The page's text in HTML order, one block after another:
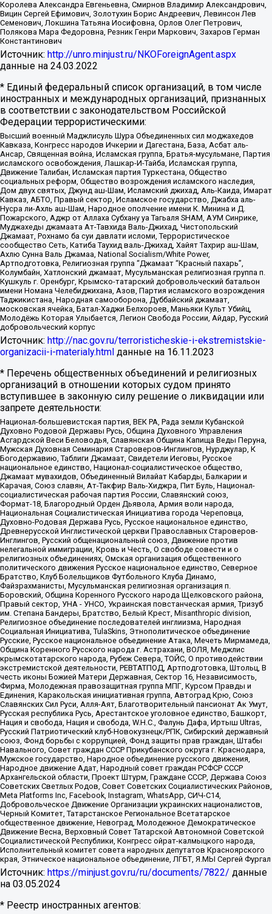
Королева Александра Евгеньевна, Смирнов Владимир Александрович,
Вицин Сергей Ефимович, Золотухин Борис Андреевич, Левинсон Лев
Семенович, Локшина Татьяна Иосифовна, Орлов Олег Петрович,
Полякова Мара Федоровна, Резник Генри Маркович, Захаров Герман
Константинович
Источник: http://unro.minjust.ru/NKOForeignAgent.aspx
данные на 24.03.2022
* Единый федеральный список организаций, в том числе
иностранных и международных организаций, признанных
в соответствии с законодательством Российской
Федерации террористическими:
Высший военный Маджлисуль Шура Объединенных сил моджахедов
Кавказа, Конгресс народов Ичкерии и Дагестана, База, Асбат аль-
Ансар, Священная война, Исламская группа, Братья-мусульмане, Партия
исламского освобождения, Лашкар-И-Тайба, Исламская группа,
Движение Талибан, Исламская партия Туркестана, Общество
социальных реформ, Общество возрождения исламского наследия,
Дом двух святых, Джунд аш-Шам, Исламский джихад, Аль-Каида, Имарат
Кавказ, АБТО, Правый сектор, Исламское государство, Джабха аль-
Нусра ли-Ахль аш-Шам, Народное ополчение имени К. Минина и Д.
Пожарского, Аджр от Аллаха Субхану уа Тагьаля SHAM, АУМ Синрике,
Муджахеды джамаата Ат-Тавхида Валь-Джихад, Чистопольский
Джамаат, Рохнамо ба суи давлати исломи, Террористическое
сообщество Сеть, Катиба Таухид валь-Джихад, Хайят Тахрир аш-Шам,
Ахлю Сунна Валь Джамаа, National Socialism/White Power,
Артподготовка, Религиозная группа “Джамаат “Красный пахарь”,
Колумбайн, Хатлонский джамаат, Мусульманская религиозная группа п.
Кушкуль г. Оренбург, Крымско-татарский добровольческий батальон
имени Номана Челебиджихана, Азов, Партия исламского возрождения
Таджикистана, Народная самооборона, Дуббайский джамаат,
московская ячейка, Батал-Хаджи Белхороев, Маньяки Культ Убийц,
Молодёжь Которая Улыбается, Легион Свобода России, Айдар, Русский
добровольческий корпус
Источник: http://nac.gov.ru/terroristicheskie-i-ekstremistskie-
organizacii-i-materialy.html данные на 16.11.2023
* Перечень общественных объединений и религиозных
организаций в отношении которых судом принято
вступившее в законную силу решение о ликвидации или
запрете деятельности:
Национал-большевистская партия, ВЕК РА, Рада земли Кубанской
Духовно Родовой Державы Русь, Община Духовного Управления
Асгардской Веси Беловодья, Славянская Община Капища Веды Перуна,
Мужская Духовная Семинария Староверов-Инглингов, Нурджулар, К
Богодержавию, Таблиги Джамаат, Свидетели Иеговы, Русское
национальное единство, Национал-социалистическое общество,
Джамаат мувахидов, Объединенный Вилайат Кабарды, Балкарии и
Карачая, Союз славян, Ат-Такфир Валь-Хиджра, Пит Буль, Национал-
социалистическая рабочая партия России, Славянский союз,
Формат-18, Благородный Орден Дьявола, Армия воли народа,
Национальная Социалистическая Инициатива города Череповца,
Духовно-Родовая Держава Русь, Русское национальное единство,
Древнерусской Инглистической церкви Православных Староверов-
Инглингов, Русский общенациональный союз, Движение против
нелегальной иммиграции, Кровь и Честь, О свободе совести и о
религиозных объединениях, Омская организация общественного
политического движения Русское национальное единство, Северное
Братство, Клуб Болельщиков Футбольного Клуба Динамо,
Файзрахманисты, Мусульманская религиозная организация п.
Боровский, Община Коренного Русского народа Щелковского района,
Правый сектор, УНА - УНСО, Украинская повстанческая армия, Тризуб
им. Степана Бандеры, Братство, Белый Крест, Misanthropic division,
Религиозное объединение последователей инглиизма, Народная
Социальная Инициатива, TulaSkins, Этнополитическое объединение
Русские, Русское национальное объединение Атака, Мечеть Мирмамеда,
Община Коренного Русского народа г. Астрахани, ВОЛЯ, Меджлис
крымскотатарского народа, Рубеж Севера, ТОЙС, О противодействии
экстремистской деятельности, РЕВТАТПОД, Артподготовка, Штольц, В
честь иконы Божией Матери Державная, Сектор 16, Независимость,
Фирма, Молодежная правозащитная группа МПГ, Курсом Правды и
Единения, Каракольская инициативная группа, Автоград Крю, Союз
Славянских Сил Руси, Алля-Аят, Благотворительный пансионат Ак Умут,
Русская республика Русь, Арестантское уголовное единство, Башкорт,
Нация и свобода, Нация и свобода, W.H.С., Фалунь Дафа, Иртыш Ultras,
Русский Патриотический клуб-Новокузнецк/РПК, Сибирский державный
союз, Фонд борьбы с коррупцией, Фонд защиты прав граждан, Штабы
Навального, Совет граждан СССР Прикубанского округа г. Краснодара,
Мужское государство, Народное объединение русского движения,
Народное движение Адат, Народный совет граждан РСФСР СССР
Архангельской области, Проект Штурм, Граждане СССР, Держава Союз
Советских Светлых Родов, Совет Советских Социалистических Районов,
Meta Platforms Inc, Facebook, Instagram, WhatsApp, СИЧ-С14,
Добровольческое Движение Организации украинских националистов,
Черный Комитет, Татарстанское Региональное Всетатарское
общественное движение, Невоград, Молодежное Демократическое
Движение Весна, Верховный Совет Татарской Автономной Советской
Социалистической Республики, Конгресс ойрат-калмыцкого народа,
Исполнительный комитет совета народных депутатов Красноярского
края, Этническое национальное объединение, ЛГБТ, Я.МЫ Сергей Фургал
Источник: https://minjust.gov.ru/ru/documents/7822/ данные
на 03.05.2024
* Реестр иностранных агентов: